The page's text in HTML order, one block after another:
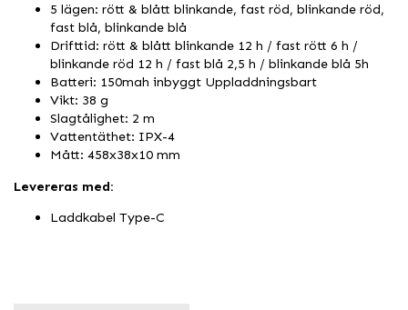
5 lägen: rött & blått blinkande, fast röd, blinkande röd,
fast blå, blinkande blå
Drifttid: rött & blått blinkande 12 h / fast rött 6 h /
blinkande röd 12 h / fast blå 2,5 h / blinkande blå 5h
Batteri: 150mah inbyggt Uppladdningsbart
Vikt: 38 g
Slagtålighet: 2 m
Vattentäthet: IPX-4
Mått: 458x38x10 mm
Levereras med:
Laddkabel Type-C